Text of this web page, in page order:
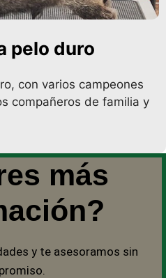
pelo duro
con varios campeones
compañeros de familia y
más
y te asesoramos sin